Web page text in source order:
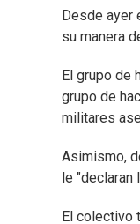
Desde ayer
su manera
El grupo de
grupo de
militares
Asimismo,
le "declaran
El colectivo